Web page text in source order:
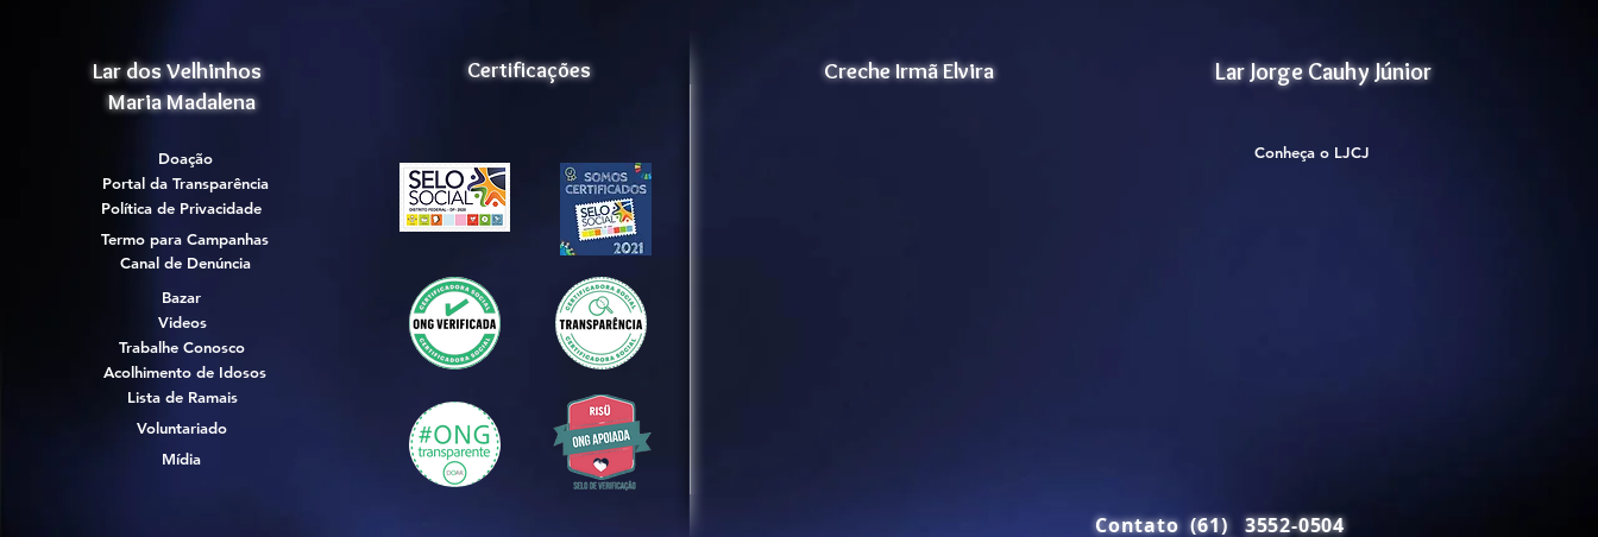
Lar dos Velhinhos
Maria Madalena
Doação
Portal da Transparência
Política de Privacidade
Termo para Campanhas
Canal de Denúncia
Bazar
Videos
Trabalhe Conosco
Acolhimento de Idosos
Lista de Ramais
Voluntariado
Mídia
Certificações Creche Irmã Elvira Lar Jorge Cauhy Júnior
Conheça o LJCJ
Contato (61) 3552-0504